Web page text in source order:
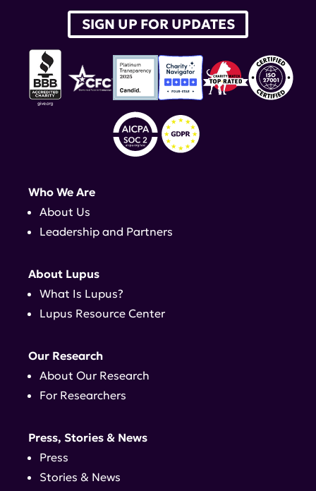
SIGN UP FOR UPDATES
Who We Are
About Us
Leadership and Partners
About Lupus
What Is Lupus?
Lupus Resource Center
Our Research
About Our Research
For Researchers
Press, Stories & News
Press
Stories & News